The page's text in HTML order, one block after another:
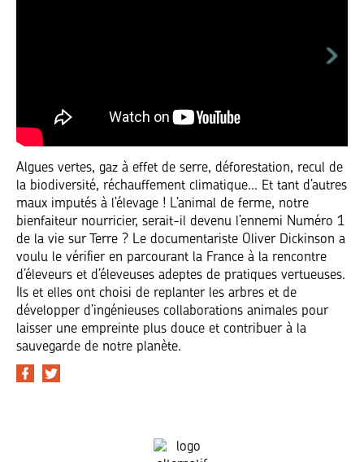
Algues vertes, gaz à effet de serre, déforestation, recul de
la biodiversité, réchauffement climatique... Et tant d’autres
maux imputés à l’élevage ! L’animal de ferme, notre
bienfaiteur nourricier, serait-il devenu l’ennemi Numéro 1
de la vie sur Terre ? Le documentariste Oliver Dickinson a
voulu le vérifier en parcourant la France à la rencontre
d’éleveurs et d’éleveuses adeptes de pratiques vertueuses.
Ils et elles ont choisi de replanter les arbres et de
développer d’ingénieuses collaborations animales pour
laisser une empreinte plus douce et contribuer à la
sauvegarde de notre planète.